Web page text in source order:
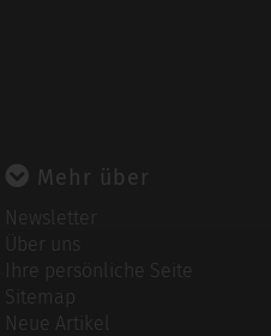
Mehr über
Newsletter
Über uns
Ihre persönliche Seite
Sitemap
Neue Artikel